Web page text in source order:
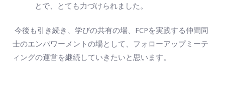
とで、とても力づけられました。
今後も引き続き、学びの共有の場、FCPを実践する仲間同
士のエンパワーメントの場として、フォローアップミーテ
ィングの運営を継続していきたいと思います。